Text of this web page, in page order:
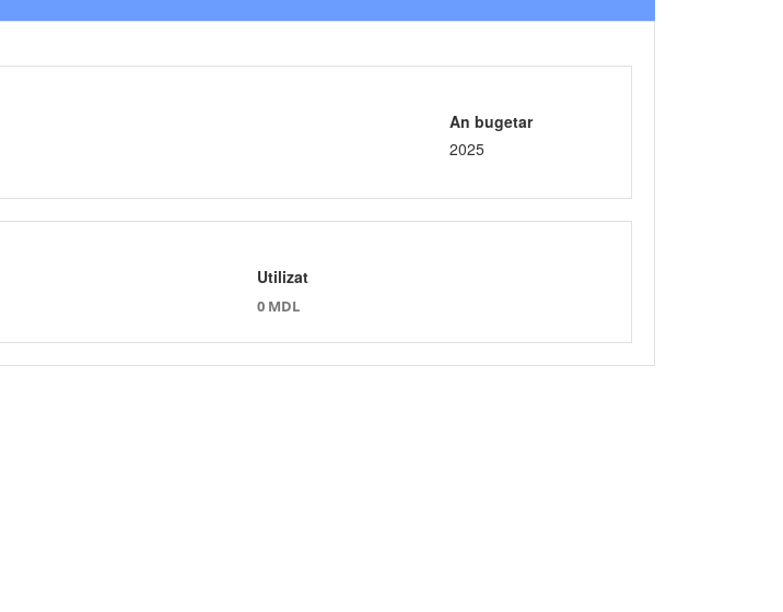
An bugetar
2025
Utilizat
0 MDL